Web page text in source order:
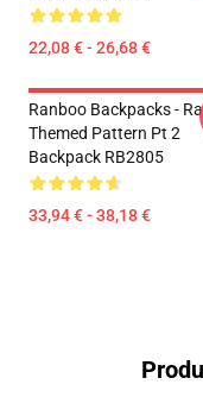
22,08 € - 26,68 €
Ranboo Backpacks -
Themed Pattern Pt 2
Backpack RB2805
33,94 € - 38,18 €